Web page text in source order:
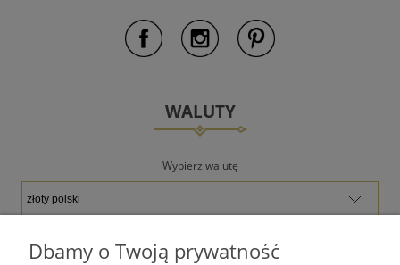
WALUTY
Wybierz walutę
Dbamy o Twoją prywatność